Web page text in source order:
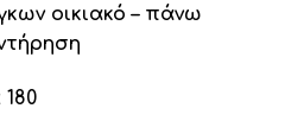
οικιακό – πάνω